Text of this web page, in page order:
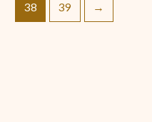
38 39 →